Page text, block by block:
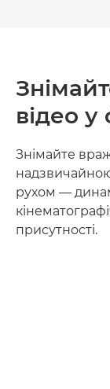
відео
Знімайте
рухом —
присутності.